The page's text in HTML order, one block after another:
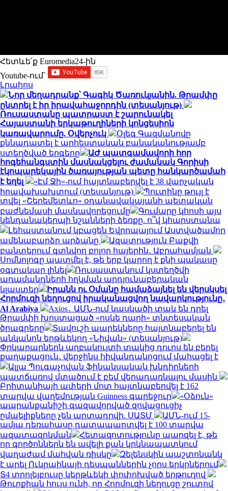
Հետևե՛ք Euromedia24-ին
Youtube-ում`
Լրահոս
Նոր մեղադրանք՝ Գագիկ Ծառուկյանին. Թրամփը
ընտրել է իր իրավահաջորդին (տեսանյութ)
Ռուսաստանը պատրաստ է շարունակել
Հայաստանի երկաթուղիների կոնցեսիոն
կառավարումը. Օվերչուկ
Օլեգ Գազմանովը
քննադատել է արհեստական բանականությամբ
ստեղծված երգերը
ԱԺ պատգամավորի հոր
հոգեհանգստին մասնակցելու ժամանակ Գորիսի
էկոպարեկային ծառայության պետը հանկարծամահ
է եղել
«Էմ Ջի»-ում հայտնաբերվել է 38 վարչական
իրավախախտում (տեսանյութ)
Պուտինը թույլ է
տվել «Շերեմետևո» օդանավակայանի պետական
բաժնեմասի մասնավորեցումը
Գումարը կհոսի այս
կենդանակերպի նշանների ձեռքը. ո՞վ կհարստանա
Լեհաստանում կբացեն Եվրոպայում Աստվածամոր
ամենաբարձր արձանը
Ազատություն Բաքվի
բանտերում գտնվող բոլոր հայերին․ Աբրահամյան
Սոմնոլոգը պատմել է, թե երբ կարող է քնի պակասը
օգտակար լինել
Ռուսաստանում կստեղծվի
ադամանդների հղկման արդյունաբերական
կլաստեր
Իրանն ու Օմանը համաձայնել են վերսկսել
Հորմուզի նեղուցով իրականացվող նավարկությունը․
Al Arabiya
Axios․ ԱՄՆ-ում կասկածի տակ են դրել
Թրամփի խոստացած «ոսկե դարի» տնտեսական
ծրագրերը
Տավուշի պարեկները հայտնաբերել են
անկանոն երթևեկող «Նիվան» (տեսանյութ)
Փրկարարներն աղբակույտի տակից դուրս են բերել
քաղաքացուն․ վերջինս հիվանդանոցում մահացել է
Ալլա Պուգաչովան ֆինանսական խնդիրների
պատճառով մտածում է բեմ վերադառնալու մասին
Բրիտանիայի ափերի մոտ հայտնաբերվել է 162
տարվա վաղեմության Guinness գարեջուր
«Օձուն»
ապրանքանիշի գազավորված զովացուցիչ
ըմպելիքները չեն արտադրվի. ՍԱՏՄ
ԱՄՆ-ում 15-
ամյա դեռահասը դատապարտվել է 100 տարվա
ազատազրկման
Հետազոտությունը պարզել է, թե
որ գործոններն են ավելի քան կրկնապատկում
վաղաժամ մահվան ռիսկը
Զելենսկին պաշտոնանկ
է արել Ուկրաինայի դեսպաններին չորս երկրներում
Տ4 տրոլեյբուսը կերթևեկի փոփոխված երթուղով
Թուրքիան հույս ունի, որ Հորմուզի նեղուցը շուտով